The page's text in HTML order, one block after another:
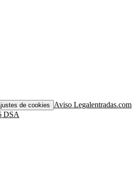
de cookies Aviso Legalentradas.com
DSA